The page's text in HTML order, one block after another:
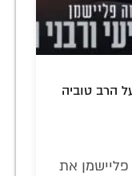
הרב טוביה
את